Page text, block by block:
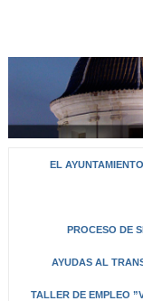
EL AYUNTAMIENTO
PROCESO DE
AYUDAS AL
TALLER DE EMPLEO